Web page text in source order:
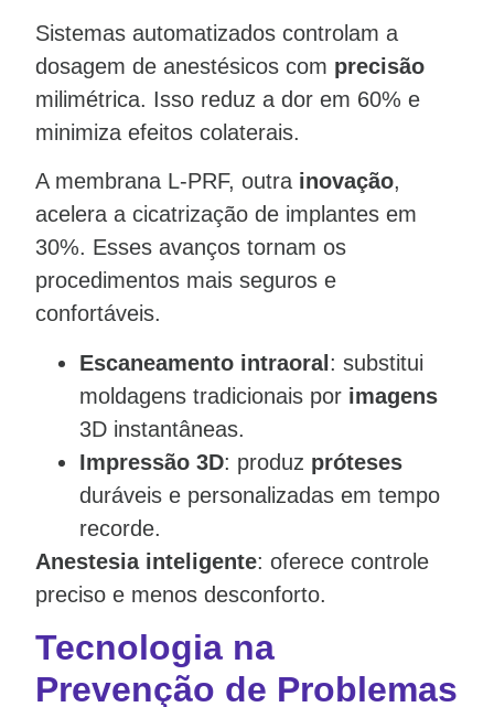
Sistemas automatizados controlam a
dosagem de anestésicos com precisão
milimétrica. Isso reduz a dor em 60% e
minimiza efeitos colaterais.
A membrana L-PRF, outra inovação,
acelera a cicatrização de implantes em
30%. Esses avanços tornam os
procedimentos mais seguros e
confortáveis.
Escaneamento intraoral: substitui
moldagens tradicionais por imagens
3D instantâneas.
Impressão 3D: produz próteses
duráveis e personalizadas em tempo
recorde.
Anestesia inteligente: oferece controle
preciso e menos desconforto.
Tecnologia na
Prevenção de Problemas